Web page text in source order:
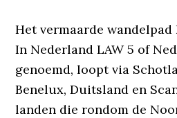
Het vermaarde wandelpad
In Nederland LAW 5 of
genoemd, loopt via
Benelux, Duitsland en
landen die rondom de